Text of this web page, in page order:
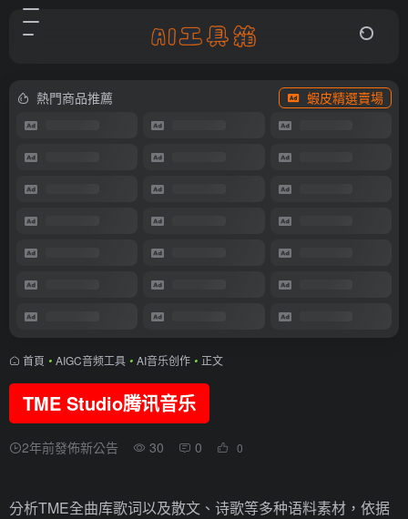
熱門商品推薦 蝦皮精選賣場
首頁 • AIGC音频工具 • AI音乐创作 • 正文
TME Studio腾讯音乐
2年前發佈新公告 30 0 0
分析TME全曲库歌词以及散文、诗歌等多种语料素材，依据